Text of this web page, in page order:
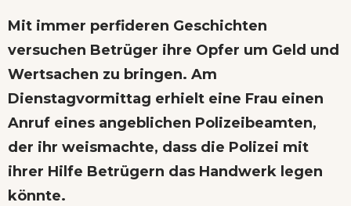
Mit immer perfideren Geschichten
versuchen Betrüger ihre Opfer um Geld und
Wertsachen zu bringen. Am
Dienstagvormittag erhielt eine Frau einen
Anruf eines angeblichen Polizeibeamten,
der ihr weismachte, dass die Polizei mit
ihrer Hilfe Betrügern das Handwerk legen
könnte.